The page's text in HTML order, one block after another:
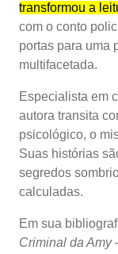
transformou a
com o conto
portas para uma
multifacetada.
Especialista em
autora transita
psicológico, o
Suas histórias
segredos
calculadas.
Em sua
Criminal da Amy